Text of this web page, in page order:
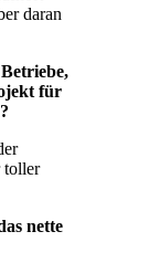
daran
für
toller
nette